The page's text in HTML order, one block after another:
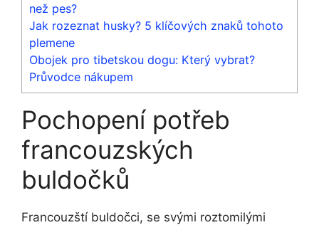
než pes?
Jak rozeznat husky? 5 klíčových znaků tohoto
plemene
Obojek pro tibetskou dogu: Který vybrat?
Průvodce nákupem
Pochopení‍ potřeb
francouzských‌
buldočků
Francouzští buldočci, se svými ⁣roztomilými